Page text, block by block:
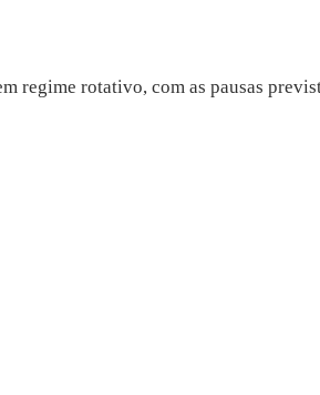
regime rotativo, com as pausas